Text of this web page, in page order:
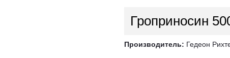
Гроприносин
Производитель: Гедеон